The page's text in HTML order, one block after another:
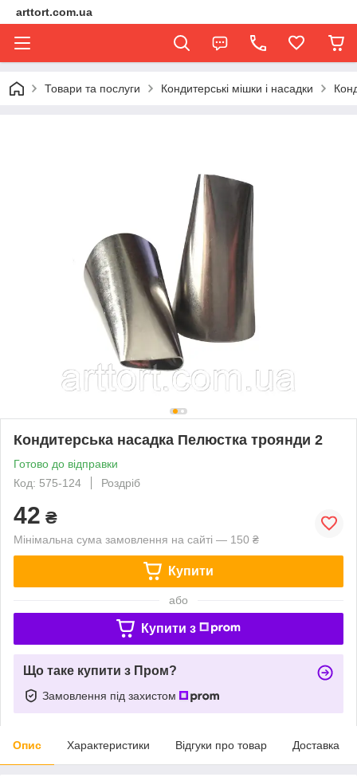
arttort.com.ua
Товари та послуги Кондитерські мішки і насадки
Кондитерська насадка Пелюстка троянди 2
Готово до відправки
Код: 575-124
Роздріб
42 ₴
Мінімальна сума замовлення на сайті — 150 ₴
Купити
або
Купити з
Що таке купити з Пром?
Замовлення під захистом
Опис Характеристики Відгуки про товар Доставка